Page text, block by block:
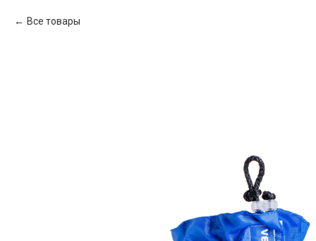
Все товары